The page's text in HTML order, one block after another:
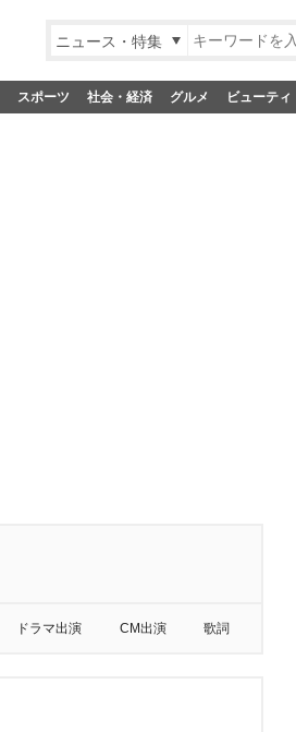
ニュース・特集
スポーツ 社会・経済 グルメ ビューティ
ドラマ出演 CM出演 歌詞